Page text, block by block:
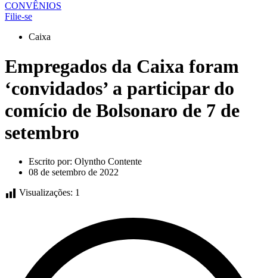
CONVÊNIOS
Filie-se
Caixa
Empregados da Caixa foram
‘convidados’ a participar do
comício de Bolsonaro de 7 de
setembro
Escrito por: Olyntho Contente
08 de setembro de 2022
Visualizações: 1